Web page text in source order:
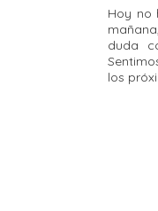
Hoy no
duda
los